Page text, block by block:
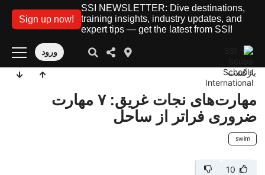
SSI NEWSLETTER: Dive destinations,
training insights, industry updates, and
expert tips — get the latest from SSI!
Sign up now!
ورود
بازگشت
مهارت‌های نجات غریق: ۷ مهارت
ضروری فراتر از ساحل
swim
10